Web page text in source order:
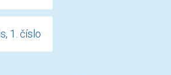
1. číslo